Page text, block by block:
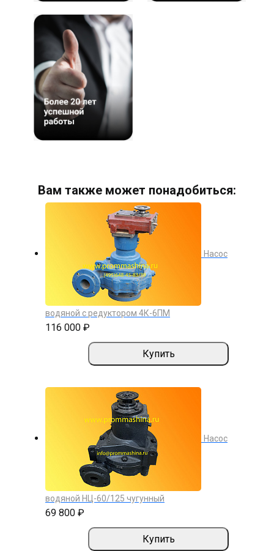
Вам также может понадобиться:
Насос
водяной с редуктором 4К-6ПМ
116 000 ₽
Купить
Насос
водяной НЦ-60/125 чугунный
69 800 ₽
Купить